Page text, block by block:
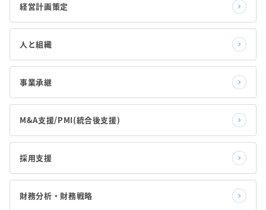
経営計画策定
人と組織
事業承継
M&A支援/PMI(統合後支援)
採用支援
財務分析・財務戦略